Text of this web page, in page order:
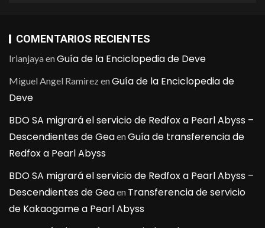
COMENTARIOS RECIENTES
IrianjayaenGuía de la Enciclopedia de Deve
Miguel Angel RamirezenGuía de la Enciclopedia de
Deve
BDO SA migrará el servicio de Redfox a Pearl Abyss –
Descendientes de GeaenGuía de transferencia de
Redfox a Pearl Abyss
BDO SA migrará el servicio de Redfox a Pearl Abyss –
Descendientes de Geaen Transferencia de servicio
de Kakaogame a Pearl Abyss